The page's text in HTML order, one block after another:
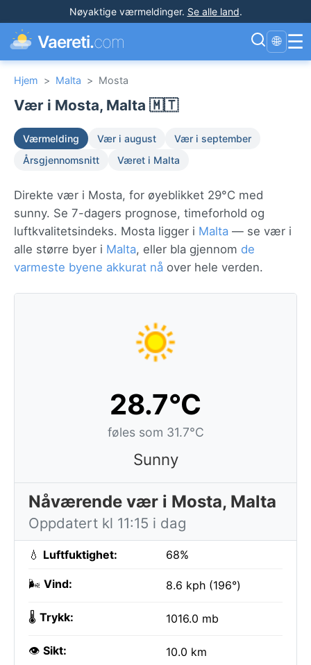
Nøyaktige værmeldinger. Se alle land.
Vaereti.com 🌐 ☰
Hjem > Malta > Mosta
Vær i Mosta, Malta 🇲🇹
Værmelding Vær i august
Vær i september
Årsgjennomsnitt
Været i Malta
Direkte vær i Mosta, for øyeblikket 29°C med
sunny. Se 7-dagers prognose, timeforhold og
luftkvalitetsindeks. Mosta ligger i Malta — se vær i
alle større byer i Malta, eller bla gjennom de
varmeste byene akkurat nå over hele verden.
28.7°C
føles som 31.7°C
Sunny
Nåværende vær i Mosta, Malta
Oppdatert kl 11:15 i dag
💧 Luftfuktighet: 68%
🌬️ Vind: 8.6 kph (196°)
🌡️ Trykk: 1016.0 mb
👁️ Sikt: 10.0 km